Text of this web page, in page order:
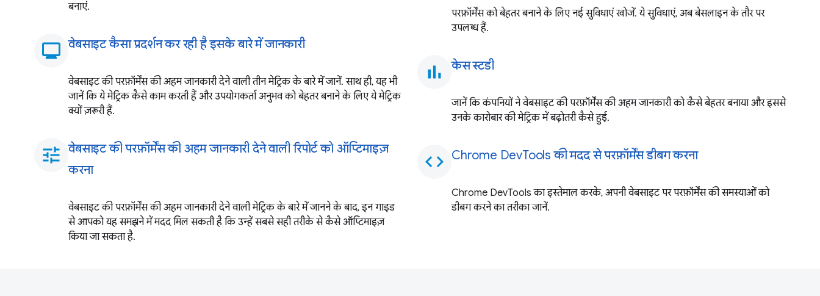
बनाएं.
monitoring
वेबसाइट कैसा प्रदर्शन कर रही है इसके बारे में जानकारी
वेबसाइट की परफ़ॉर्मेंस की अहम जानकारी देने वाली तीन मेट्रिक के बारे में जानें. साथ ही, यह भी
जानें कि ये मेट्रिक कैसे काम करती हैं और उपयोगकर्ता अनुभव को बेहतर बनाने के लिए ये मेट्रिक
क्यों ज़रूरी हैं.
tune वेबसाइट की परफ़ॉर्मेंस की अहम जानकारी देने वाली रिपोर्ट को ऑप्टिमाइज़
करना
वेबसाइट की परफ़ॉर्मेंस की अहम जानकारी देने वाली मेट्रिक के बारे में जानने के बाद, इन गाइड
से आपको यह समझने में मदद मिल सकती है कि उन्हें सबसे सही तरीके से कैसे ऑप्टिमाइज़
किया जा सकता है.
परफ़ॉर्मेंस को बेहतर बनाने के लिए नई सुविधाएं खोजें. ये सुविधाएं, अब बेसलाइन के तौर पर
उपलब्ध हैं.
bar_chart केस स्टडी
जानें कि कंपनियों ने वेबसाइट की परफ़ॉर्मेंस की अहम जानकारी को कैसे बेहतर बनाया और इससे
उनके कारोबार की मेट्रिक में बढ़ोतरी कैसे हुई.
code Chrome DevTools की मदद से परफ़ॉर्मेंस डीबग करना
Chrome DevTools का इस्तेमाल करके, अपनी वेबसाइट पर परफ़ॉर्मेंस की समस्याओं को
डीबग करने का तरीका जानें.